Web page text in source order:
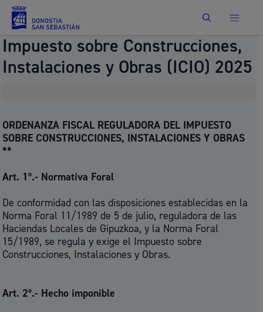
Buscar
Impuesto sobre Construcciones,
Instalaciones y Obras (ICIO) 2025
ORDENANZA FISCAL REGULADORA DEL IMPUESTO
SOBRE CONSTRUCCIONES, INSTALACIONES Y OBRAS
**
Art. 1º.- Normativa Foral
De conformidad con las disposiciones establecidas en la
Norma Foral 11/1989 de 5 de julio, reguladora de las
Haciendas Locales de Gipuzkoa, y la Norma Foral
15/1989, se regula y exige el Impuesto sobre
Construcciones, Instalaciones y Obras.
Art. 2º.- Hecho imponible